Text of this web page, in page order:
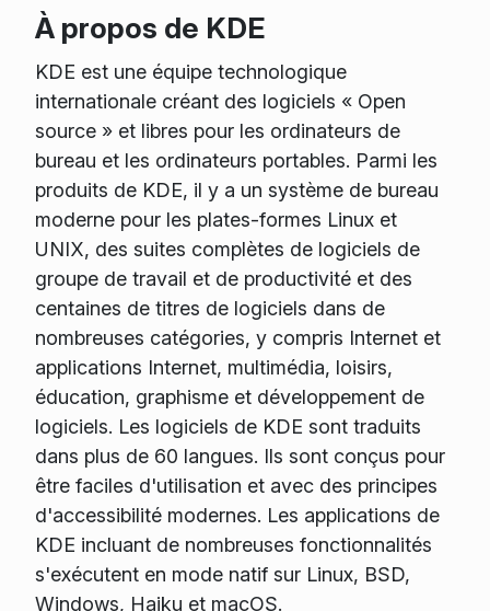
À propos de KDE
KDE est une équipe technologique
internationale créant des logiciels « Open
source » et libres pour les ordinateurs de
bureau et les ordinateurs portables. Parmi les
produits de KDE, il y a un système de bureau
moderne pour les plates-formes Linux et
UNIX, des suites complètes de logiciels de
groupe de travail et de productivité et des
centaines de titres de logiciels dans de
nombreuses catégories, y compris Internet et
applications Internet, multimédia, loisirs,
éducation, graphisme et développement de
logiciels. Les logiciels de KDE sont traduits
dans plus de 60 langues. Ils sont conçus pour
être faciles d'utilisation et avec des principes
d'accessibilité modernes. Les applications de
KDE incluant de nombreuses fonctionnalités
s'exécutent en mode natif sur Linux, BSD,
Windows, Haiku et macOS.